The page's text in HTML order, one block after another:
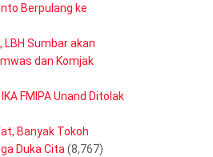
Berpulang ke
LBH Sumbar akan
dan Komjak
FMIPA Unand Ditolak
Banyak Tokoh
Duka Cita (8,767)